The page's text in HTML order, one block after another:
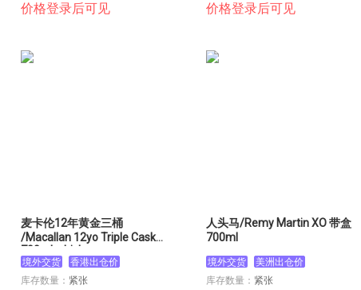
价格登录后可见 价格登录后可见
麦卡伦12年黄金三桶
/Macallan 12yo Triple Cask
700ml whisky
境外交货
香港出仓价
库存数量： 紧张
人头马/Remy Martin XO 带盒
700ml
境外交货
美洲出仓价
库存数量： 紧张